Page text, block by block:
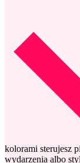
kolorami sterujesz
wydarzenia albo